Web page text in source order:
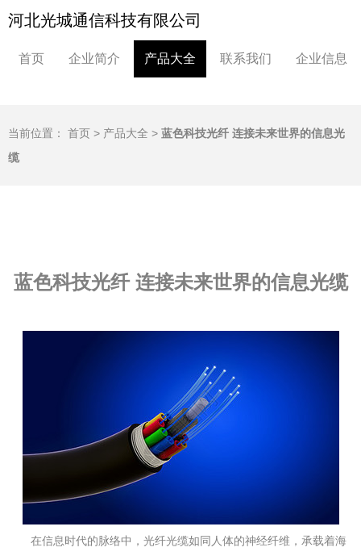
河北光城通信科技有限公司
首页 企业简介 产品大全 联系我们 企业信息
当前位置： 首页 > 产品大全 > 蓝色科技光纤 连接未来世界的信息光
缆
蓝色科技光纤 连接未来世界的信息光缆
在信息时代的脉络中，光纤光缆如同人体的神经纤维，承载着海